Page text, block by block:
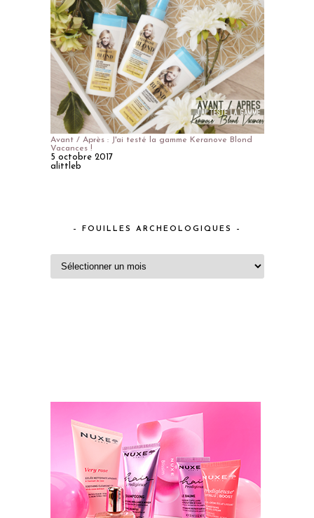
Avant / Après : J'ai testé la gamme Keranove Blond
Vacances !
5 octobre 2017
alittleb
– FOUILLES ARCHEOLOGIQUES –